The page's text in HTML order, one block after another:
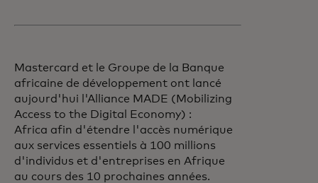
Mastercard et le Groupe de la Banque
africaine de développement ont lancé
aujourd'hui l'Alliance MADE (Mobilizing
Access to the Digital Economy) :
Africa afin d'étendre l'accès numérique
aux services essentiels à 100 millions
d'individus et d'entreprises en Afrique
au cours des 10 prochaines années.